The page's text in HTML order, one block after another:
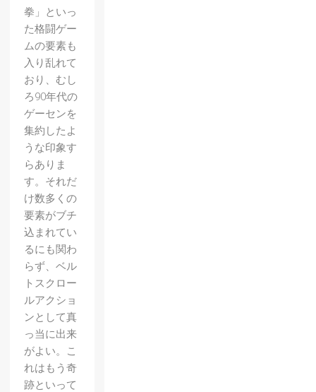
拳」といっ
た格闘ゲー
ムの要素も
入り乱れて
おり、むし
ろ90年代の
ゲーセンを
集約したよ
うな印象す
らありま
す。それだ
け数多くの
要素がブチ
込まれてい
るにも関わ
らず、ベル
トスクロー
ルアクショ
ンとして真
っ当に出来
がよい。こ
れはもう奇
跡といって